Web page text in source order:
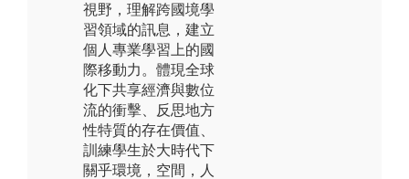
視野，理解跨國境學
習領域的訊息，建立
個人專業學習上的國
際移動力。體現全球
化下共享經濟與數位
流的衝擊、反思地方
性特質的存在價值、
訓練學生於大時代下
關乎環境，空間，人